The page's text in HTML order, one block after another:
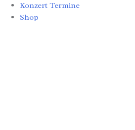
Konzert Termine
Shop